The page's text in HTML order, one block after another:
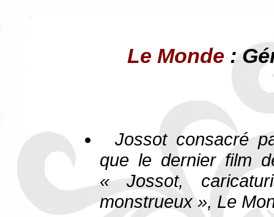
Le Monde :
Jossot consacré
que le dernier film
« Jossot,
monstrueux », Le